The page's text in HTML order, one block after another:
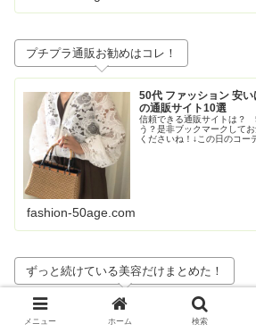
プチプラ通販お勧めはコレ！
50代 ファッション 安
の通販サイト10選
信頼できる通販サイトは
う？是非ブックマークして
くださいね！↓この日のコー
fashion-50age.com
ずっと続けている美容だけまとめた！
50代 私がずっと続け
本音で語ります！
メニュー ホーム 検索